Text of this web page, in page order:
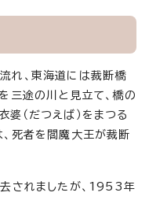
れ、東海道には裁断橋
三途の川と見立て、橋の
（だつえば）をまつる
死者を閻魔大王が裁断
されましたが、1953年